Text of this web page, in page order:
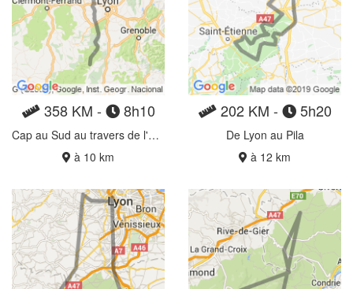
358 KM - 8h10
Cap au Sud au travers de l'ardèche
à 10 km
202 KM - 5h20
De Lyon au Pila
à 12 km